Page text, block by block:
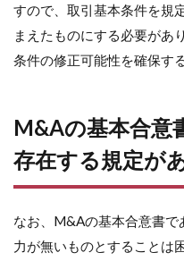
すので、取引基本条件を規
まえたものにする必要があ
条件の修正可能性を確保す
M&Aの基本合意
存在する規定が
なお、M&Aの基本合意書で
力が無いものとすることは